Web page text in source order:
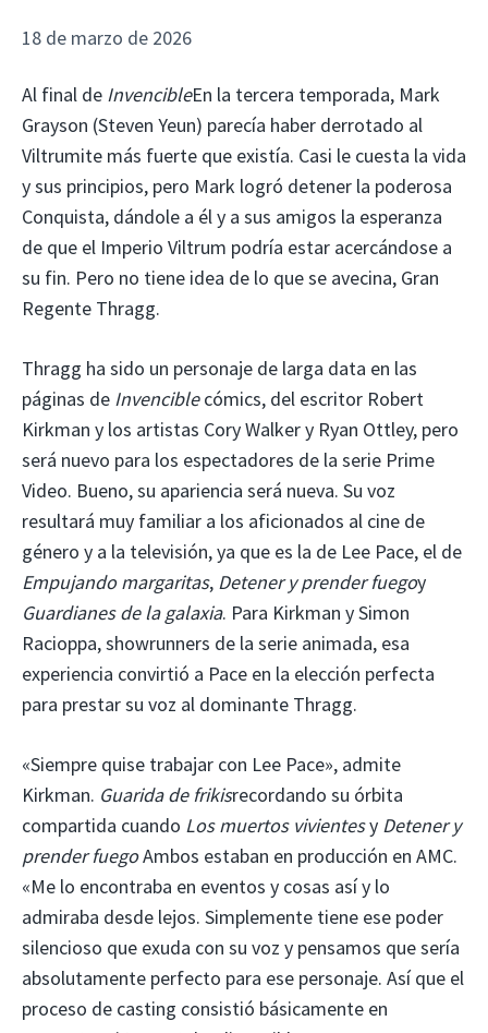
18 de marzo de 2026
Al final de InvencibleEn la tercera temporada, Mark
Grayson (Steven Yeun) parecía haber derrotado al
Viltrumite más fuerte que existía. Casi le cuesta la vida
y sus principios, pero Mark logró detener la poderosa
Conquista, dándole a él y a sus amigos la esperanza
de que el Imperio Viltrum podría estar acercándose a
su fin. Pero no tiene idea de lo que se avecina, Gran
Regente Thragg.
Thragg ha sido un personaje de larga data en las
páginas de Invenciblecómics, del escritor Robert
Kirkman y los artistas Cory Walker y Ryan Ottley, pero
será nuevo para los espectadores de la serie Prime
Video. Bueno, su apariencia será nueva. Su voz
resultará muy familiar a los aficionados al cine de
género y a la televisión, ya que es la de Lee Pace, el de
Empujando margaritas, Detener y prender fuegoy
Guardianes de la galaxia. Para Kirkman y Simon
Racioppa, showrunners de la serie animada, esa
experiencia convirtió a Pace en la elección perfecta
para prestar su voz al dominante Thragg.
«Siempre quise trabajar con Lee Pace», admite
Kirkman. Guarida de frikisrecordando su órbita
compartida cuando Los muertos vivientesy Detener y
prender fuegoAmbos estaban en producción en AMC.
«Me lo encontraba en eventos y cosas así y lo
admiraba desde lejos. Simplemente tiene ese poder
silencioso que exuda con su voz y pensamos que sería
absolutamente perfecto para ese personaje. Así que el
proceso de casting consistió básicamente en